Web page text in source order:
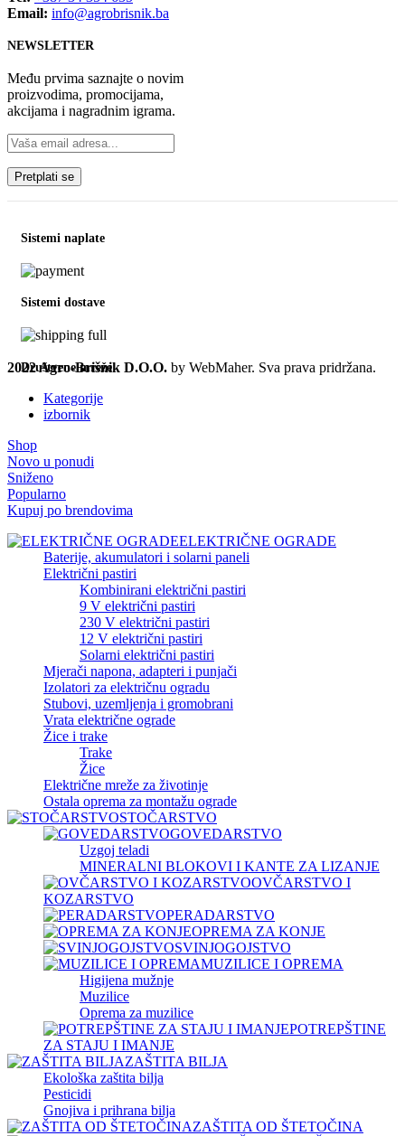
Email: info@agrobrisnik.ba
NEWSLETTER
Među prvima saznajte o novim
proizvodima, promocijama,
akcijama i nagradnim igrama.
Sistemi naplate
Sistemi dostave
Društvene mreže
2022 Agro-Brišnik D.O.O. by WebMaher. Sva prava pridržana.
Kategorije
izbornik
Shop
Novo u ponudi
Sniženo
Popularno
Kupuj po brendovima
ELEKTRIČNE OGRADE
Baterije, akumulatori i solarni paneli
Električni pastiri
Kombinirani električni pastiri
9 V električni pastiri
230 V električni pastiri
12 V električni pastiri
Solarni električni pastiri
Mjerači napona, adapteri i punjači
Izolatori za električnu ogradu
Stubovi, uzemljenja i gromobrani
Vrata električne ograde
Žice i trake
Trake
Žice
Električne mreže za životinje
Ostala oprema za montažu ograde
STOČARSTVO
GOVEDARSTVO
Uzgoj teladi
MINERALNI BLOKOVI I KANTE ZA LIZANJE
OVČARSTVO I
KOZARSTVO
PERADARSTVO
OPREMA ZA KONJE
SVINJOGOJSTVO
MUZILICE I OPREMA
Higijena mužnje
Muzilice
Oprema za muzilice
POTREPŠTINE
ZA STAJU I IMANJE
ZAŠTITA BILJA
Ekološka zaštita bilja
Pesticidi
Gnojiva i prihrana bilja
ZAŠTITA OD ŠTETOČINA